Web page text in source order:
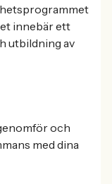
innebär ett
utbildning av
och
med dina